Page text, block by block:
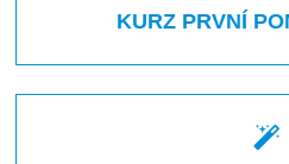
KURZ PRVNÍ